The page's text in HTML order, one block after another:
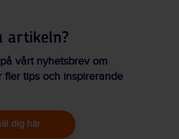
artikeln?
vårt nyhetsbrev om
fler tips och inspirerande
dig här